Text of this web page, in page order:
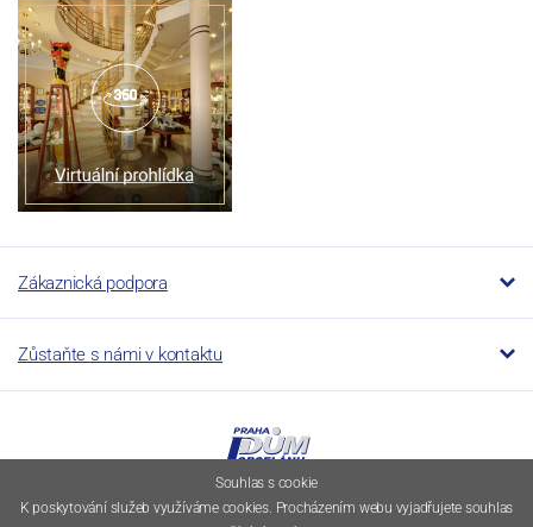
Zákaznická podpora
Zůstaňte s námi v kontaktu
Souhlas s cookie
K poskytování služeb využíváme cookies. Procházením webu vyjadřujete souhlas